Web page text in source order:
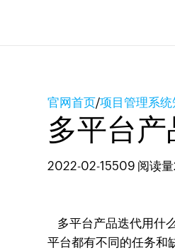
官网首页/项目管理系
多平台
2022-02-15509 阅读量
多平台产品迭代用什
平台都有不同的任务和